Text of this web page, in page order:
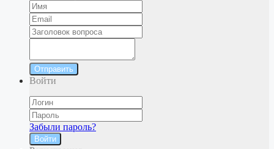
Отправить
Войти
Забыли пароль?
Войти